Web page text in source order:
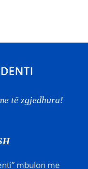
të zgjedhura!
mbulon me